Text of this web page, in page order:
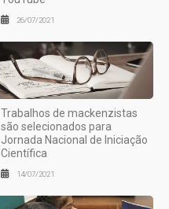
26/07/2021
Trabalhos de mackenzistas
são selecionados para
Jornada Nacional de Iniciação
Científica
14/07/2021